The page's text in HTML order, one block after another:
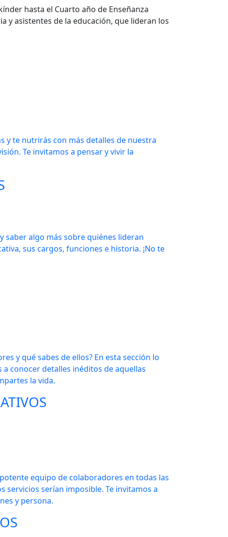
hasta el Cuarto año de Enseñanza
y asistentes de la educación, que lideran los
y te nutrirás con más detalles de nuestra
Te invitamos a pensar y vivir la
saber algo más sobre quiénes lideran
sus cargos, funciones e historia. ¡No te
y qué sabes de ellos? En esta sección lo
a conocer detalles inéditos de aquellas
la vida.
equipo de colaboradores en todas las
servicios serían imposible. Te invitamos a
y persona.